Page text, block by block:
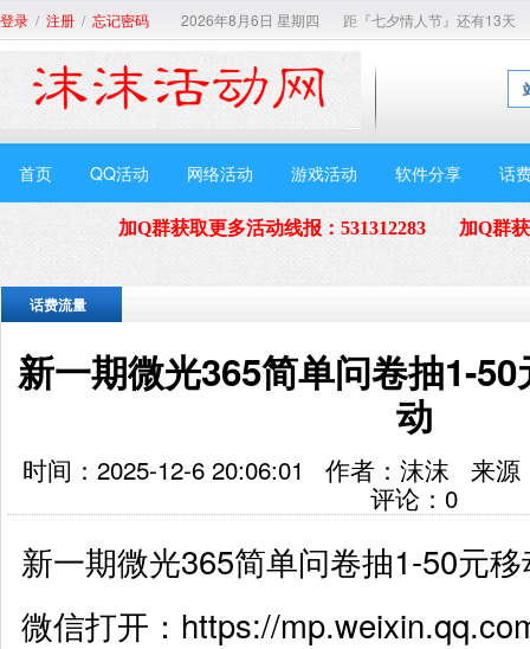
登录 / 注册 / 忘记密码 2026年8月6日 星期四 距『七夕情人节』还有13天
首页 QQ活动 网络活动 游戏活动 软件分享 话
加Q群获取更多活动线报 ： 531312283 加Q群
话费流量
新一期微光365简单问卷抽1-
动
时间：2025-12-6 20:06:01 作者：沫沫 来
评论： 0
新一期微光365简单问卷抽1-50元
微信打开： https://